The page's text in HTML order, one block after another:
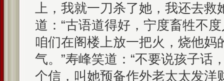
上，我就一刀杀了她，我还去救
道：“古语道得好，宁度畜牲不
咱们在阁楼上放一把火，烧他妈
气。”寿峰笑道：“不要说孩子话
个信，叫她预备作外老太太发洋